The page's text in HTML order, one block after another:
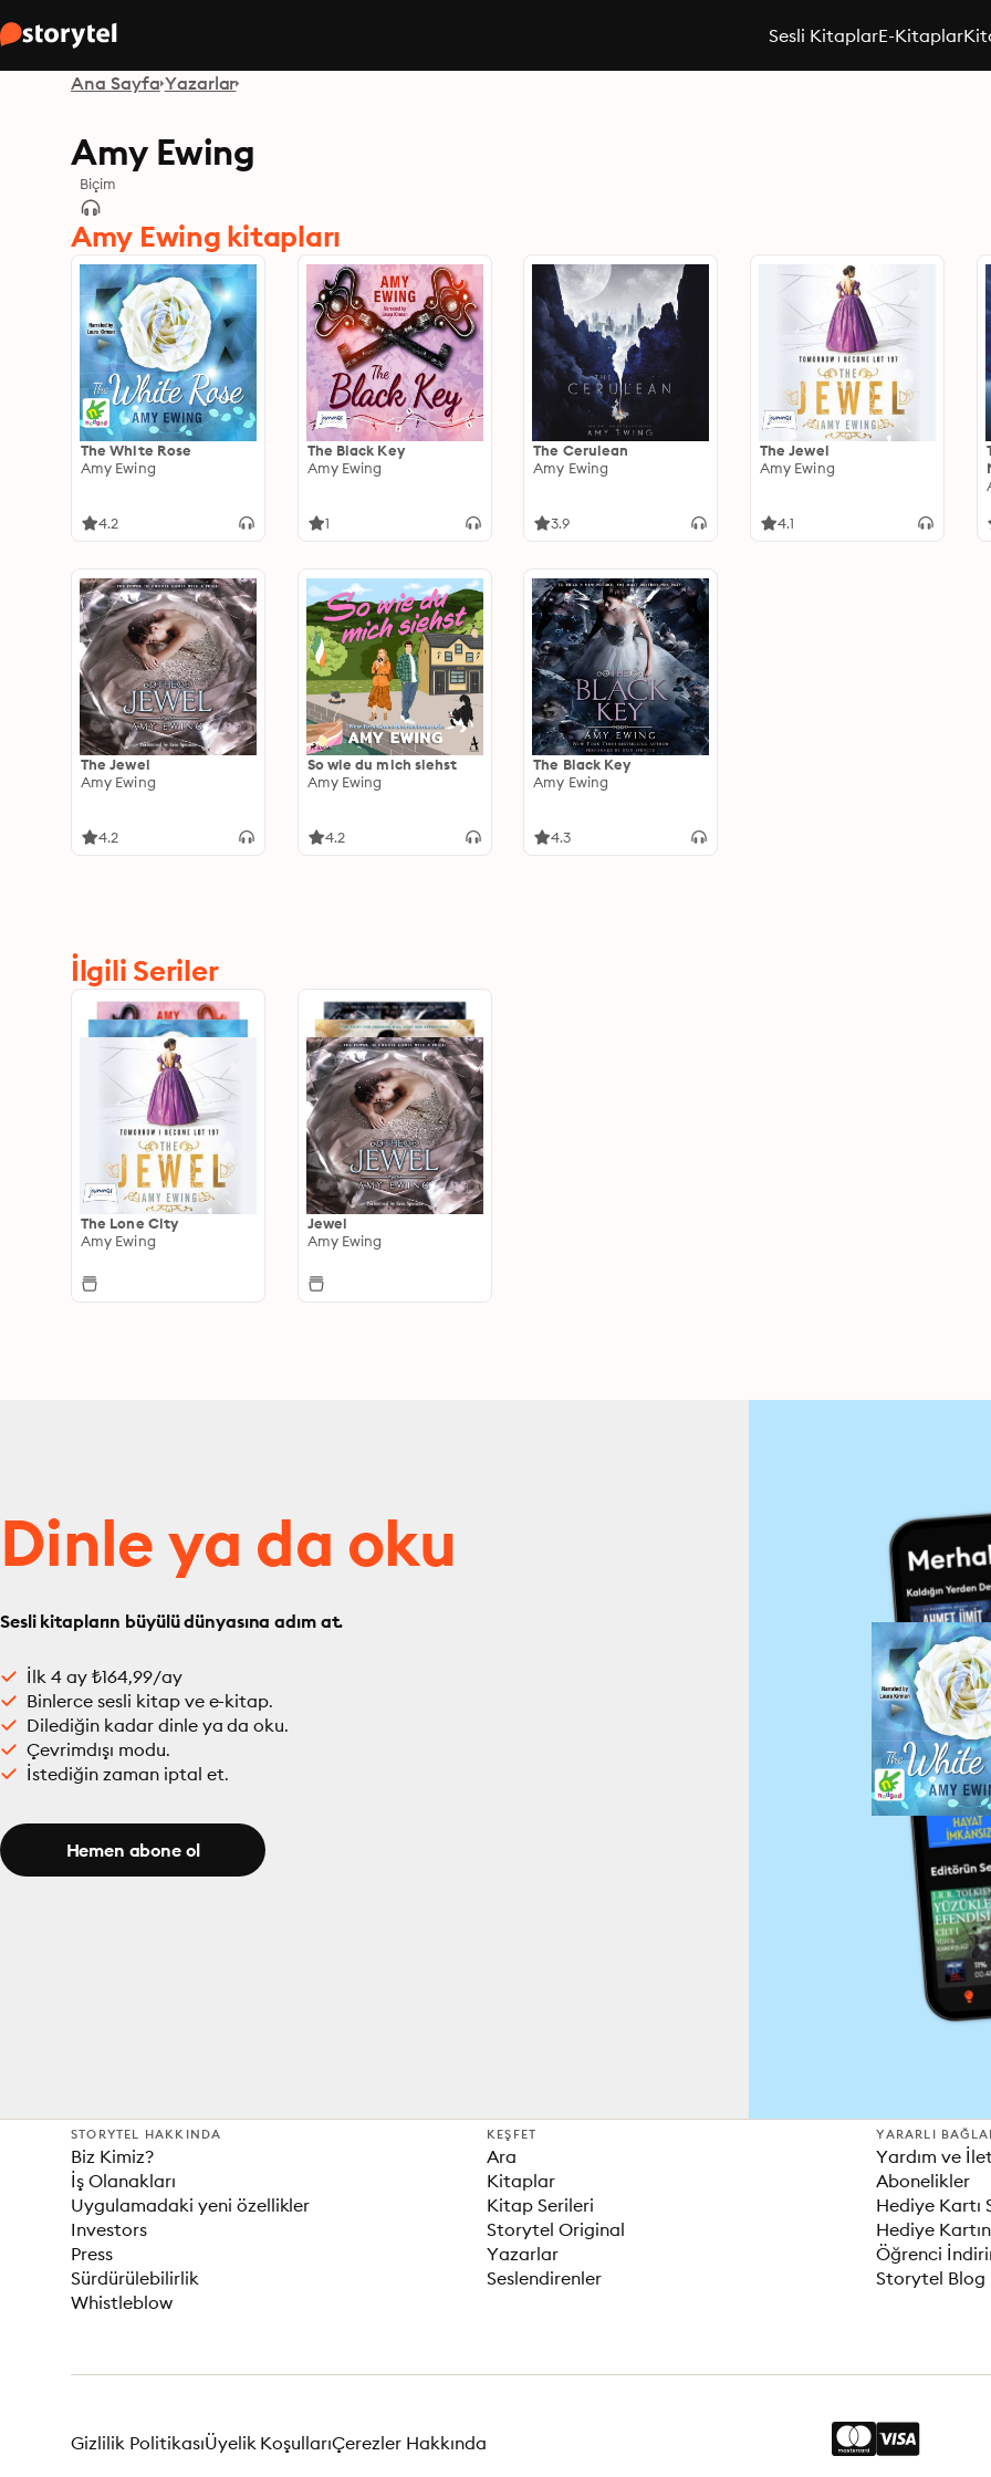
Sesli KitaplarE-Kitaplar
Ana Sayfa Yazarlar
Amy Ewing
Biçim
Amy Ewing kitapları
The White Rose
Amy Ewing
4.2
The Black Key
Amy Ewing
1
The Cerulean
Amy Ewing
3.9
The Jewel
Amy Ewing
4.1
The Jewel
Amy Ewing
4.2
So wie du mich siehst
Amy Ewing
4.2
The Black Key
Amy Ewing
4.3
İlgili Seriler
The Lone City
Amy Ewing
Jewel
Amy Ewing
Dinle ya da oku
Sesli kitapların büyülü dünyasına adım at.
İlk 4 ay ₺164,99/ay
Binlerce sesli kitap ve e-kitap.
Dilediğin kadar dinle ya da oku.
Çevrimdışı modu.
İstediğin zaman iptal et.
Hemen abone ol
STORYTEL HAKKINDA
Biz Kimiz?
İş Olanakları
Uygulamadaki yeni özellikler
Investors
Press
Sürdürülebilirlik
Whistleblow
KEŞFET
Ara
Kitaplar
Kitap Serileri
Storytel Original
Yazarlar
Seslendirenler
YARARLI
Yardım ve
Abonelikler
Hediye Kartı
Hediye
Öğrenci
Storytel Blog
Gizlilik PolitikasıÜyelik KoşullarıÇerezler Hakkında